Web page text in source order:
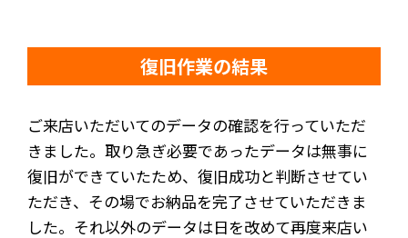
復旧作業の結果
ご来店いただいてのデータの確認を行っていただ
きました。取り急ぎ必要であったデータは無事に
復旧ができていたため、復旧成功と判断させてい
ただき、その場でお納品を完了させていただきま
した。それ以外のデータは日を改めて再度来店い